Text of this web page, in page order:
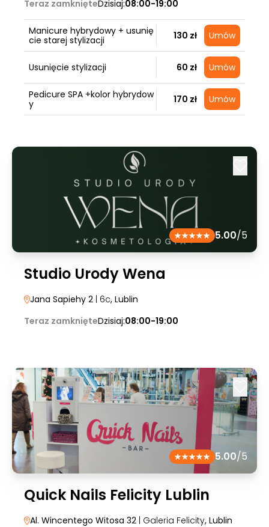
Teraz zamknięteDzisiaj:08:00-19:00
Manicure hybrydowy + usunię
cie starej stylizacji
130 zł Umów
Usunięcie stylizacji 60 zł Umów
Pedicure SPA +kolor hybrydow
y
170 zł Umów
5.00/5
Studio Urody Wena
Jana Sapiehy 2 | 6c, Lublin
Teraz zamknięteDzisiaj:08:00-19:00
5.00/5
Quick Nails Felicity Lublin
Al. Wincentego Witosa 32 | Galeria Felicity, Lublin